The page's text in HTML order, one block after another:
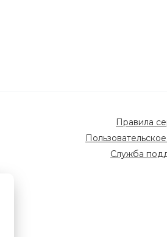
Правила
Служба